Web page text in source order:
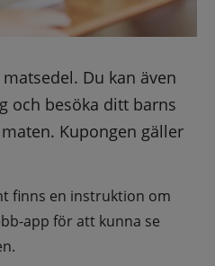
Du kan även
och besöka ditt barns
Kupongen gäller
finns en instruktion om
app för att kunna se